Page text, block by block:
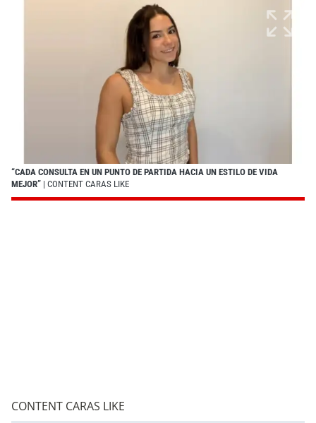
“CADA CONSULTA EN UN PUNTO DE PARTIDA HACIA UN ESTILO DE VIDA
MEJOR” | CONTENT CARAS LIKE
CONTENT CARAS LIKE